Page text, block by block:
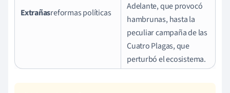
Extrañasreformas políticas
Adelante, que provocó
hambrunas, hasta la
peculiar campaña de las
Cuatro Plagas, que
perturbó el ecosistema.